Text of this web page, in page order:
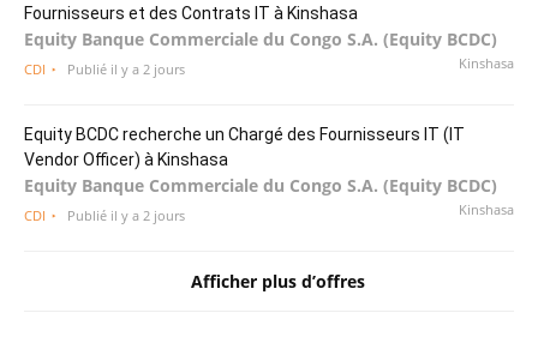
Fournisseurs et des Contrats IT à Kinshasa
Equity Banque Commerciale du Congo S.A. (Equity BCDC)
Kinshasa
CDI Publié il y a 2 jours
Equity BCDC recherche un Chargé des Fournisseurs IT (IT
Vendor Officer) à Kinshasa
Equity Banque Commerciale du Congo S.A. (Equity BCDC)
Kinshasa
CDI Publié il y a 2 jours
Afficher plus d’offres